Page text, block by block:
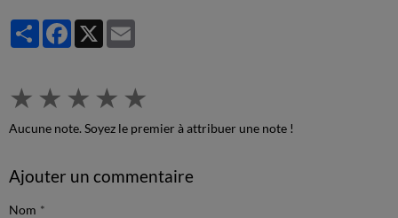
PartagerFacebook
X
★ ★ ★ ★ ★
Aucune note. Soyez le premier à attribuer une note !
Ajouter un commentaire
Nom